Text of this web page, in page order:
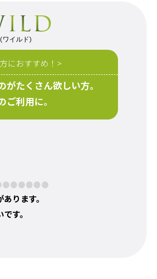
(ワイルド)
におすすめ！>
がたくさん欲しい方。
ご利用に。
ります。
す。